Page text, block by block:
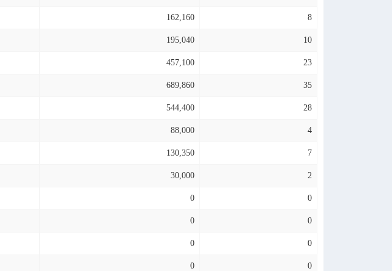
162,160 8
195,040 10
457,100 23
689,860 35
544,400 28
88,000 4
130,350 7
30,000 2
0 0
0 0
0 0
0 0